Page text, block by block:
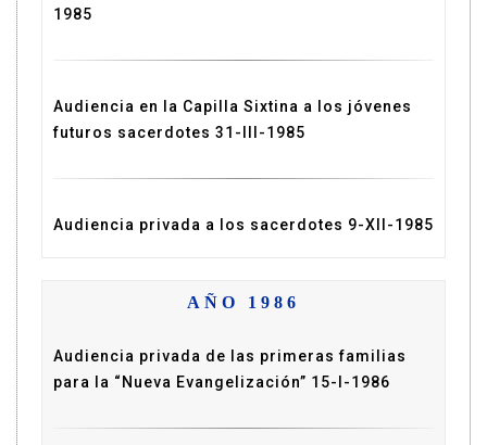
1985
Audiencia en la Capilla Sixtina a los jóvenes
futuros sacerdotes 31-III-1985
Audiencia privada a los sacerdotes 9-XII-1985
AÑO 1986
Audiencia privada de las primeras familias
para la “Nueva Evangelización” 15-I-1986